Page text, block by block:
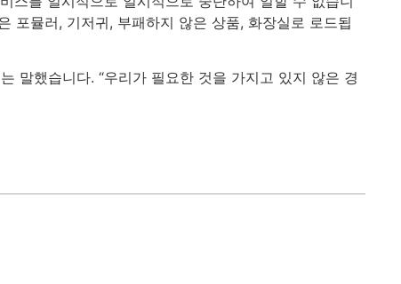
포뮬러, 기저귀, 부패하지 않은 상품, 화장실로 로드됩
말했습니다. “우리가 필요한 것을 가지고 있지 않은 경